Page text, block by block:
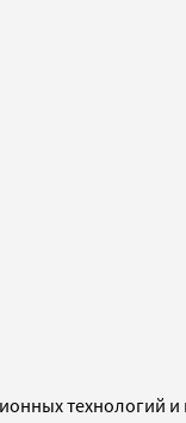
технологий